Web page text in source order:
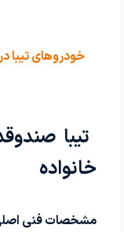
خودروهای تیبا
خانواده
مشخصات فنی